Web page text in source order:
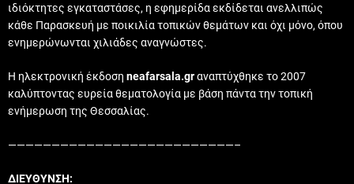
ιδιόκτητες εγκαταστάσες, η εφημερίδα εκδίδεται ανελλιπώς
κάθε Παρασκευή με ποικιλία τοπικών θεμάτων και όχι μόνο, όπου
ενημερώνωνται χιλιάδες αναγνώστες.
Η ηλεκτρονική έκδοση neafarsala.grαναπτύχθηκε το 2007
καλύπτοντας ευρεία θεματολογία με βάση πάντα την τοπική
ενήμερωση της Θεσσαλίας.
——————————————————————————–
ΔΙΕΥΘΥΝΣΗ: